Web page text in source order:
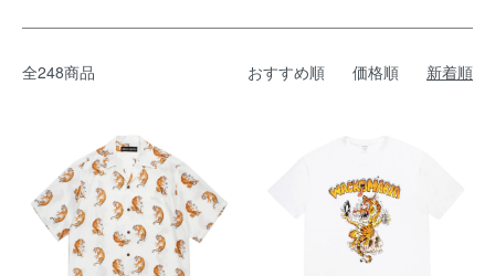
全248商品 おすすめ順 価格順 新着順